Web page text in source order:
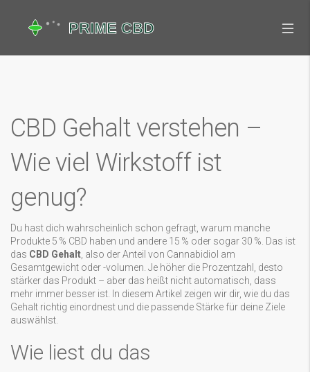
CBD Gehalt verstehen –
Wie viel Wirkstoff ist
genug?
Du hast dich wahrscheinlich schon gefragt, warum manche
Produkte 5 % CBD haben und andere 15 % oder sogar 30 %. Das ist
das CBD Gehalt , also der Anteil von Cannabidiol am
Gesamtgewicht oder -volumen. Je höher die Prozentzahl, desto
stärker das Produkt – aber das heißt nicht automatisch, dass
mehr immer besser ist. In diesem Artikel zeigen wir dir, wie du das
Gehalt richtig einordnest und die passende Stärke für deine Ziele
auswählst.
Wie liest du das